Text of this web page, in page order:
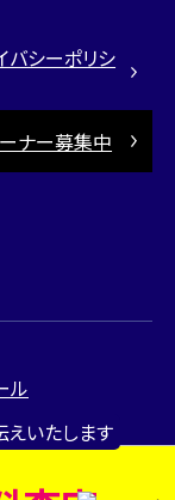
いたします
バシーポリシ
ナー募集中
ル
エ